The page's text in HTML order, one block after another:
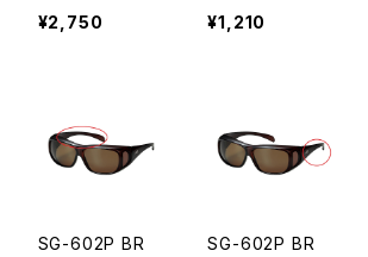
-604PCS] シリ
ーズ対応 パーツ
¥2,750
パーツ 右テンプ
¥1,210
SG-602P BR
SG-602P BR